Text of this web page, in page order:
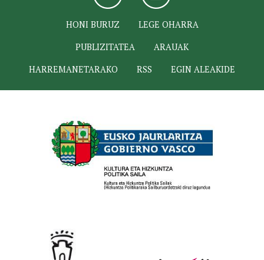
HONI BURUZ
LEGE OHARRA
PUBLIZITATEA
ARAUAK
HARREMANETARAKO
RSS EGIN ALEAKIDE